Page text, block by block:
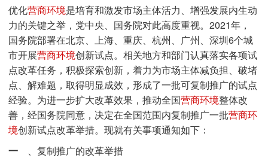
优化营商环境是培育和激发市场主体活力、增强发展内生动
力的关键之举，党中央、国务院对此高度重视。2021年，
国务院部署在北京、上海、重庆、杭州、广州、深圳6个城
市开展营商环境创新试点。相关地方和部门认真落实各项试
点改革任务，积极探索创新，着力为市场主体减负担、破堵
点、解难题，取得明显成效，形成了一批可复制推广的试点
经验。为进一步扩大改革效果，推动全国营商环境整体改
善，经国务院同意，决定在全国范围内复制推广一批营商环
境创新试点改革举措。现就有关事项通知如下：
一 、复制推广的改革举措